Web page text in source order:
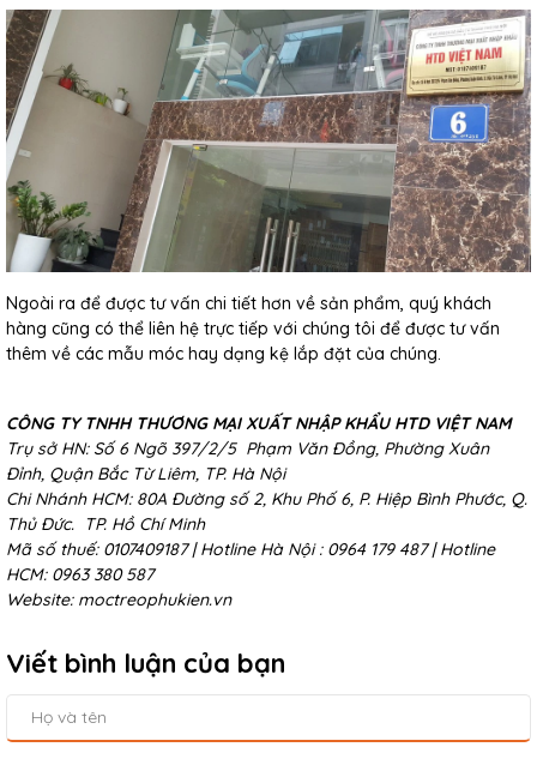
Ngoài ra để được tư vấn chi tiết hơn về sản phẩm, quý khách
hàng cũng có thể liên hệ trực tiếp với chúng tôi để được tư vấn
thêm về các mẫu móc hay dạng kệ lắp đặt của chúng.
CÔNG TY TNHH THƯƠNG MẠI XUẤT NHẬP KHẨU HTD VIỆT NAM
Trụ sở HN: Số 6 Ngõ 397/2/5 Phạm Văn Đồng, Phường Xuân
Đỉnh, Quận Bắc Từ Liêm, TP. Hà Nội
Chi Nhánh HCM: 80A Đường số 2, Khu Phố 6, P. Hiệp Bình Phước, Q.
Thủ Đức. TP. Hồ Chí Minh
Mã số thuế: 0107409187 | Hotline Hà Nội : 0964 179 487 | Hotline
HCM: 0963 380 587
Website: moctreophukien.vn
Viết bình luận của bạn